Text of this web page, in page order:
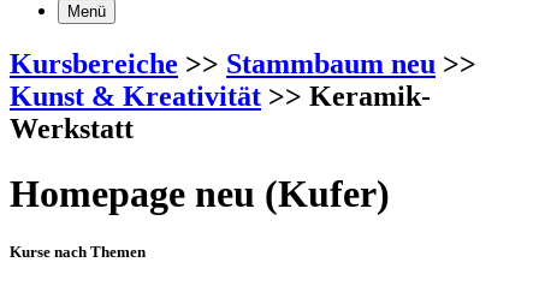
Menü
Kursbereiche >> Stammbaum neu >>
Kunst & Kreativität >> Keramik-
Werkstatt
Homepage neu (Kufer)
Kurse nach Themen